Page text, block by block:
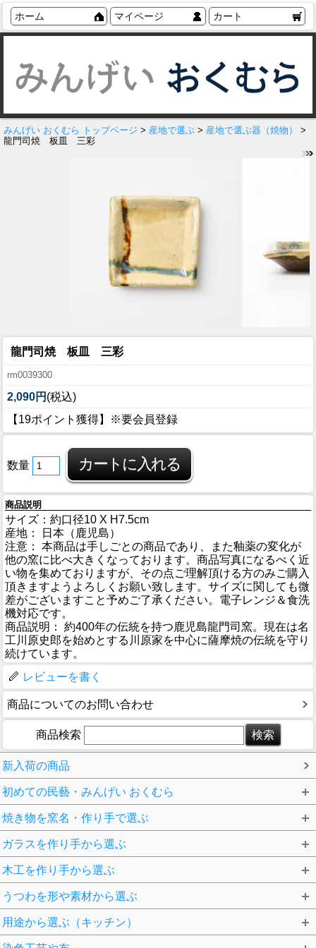
ホーム マイページ カート
みんげい おくむら トップページ > 産地で選ぶ > 産地で選ぶ器（焼物）
>
龍門司焼 板皿 三彩
龍門司焼 板皿 三彩
rm0039300
2,090円 (税込)
【19ポイント獲得】※要会員登録
数量
商品説明
サイズ：約口径10 X H7.5cm
産地： 日本（鹿児島）
注意： 本商品は手しごとの商品であり、また釉薬の変化が
他の窯に比べ大きくなっております。商品写真になるべく近
い物を集めておりますが、その点ご理解頂ける方のみご購入
頂きますようよろしくお願い致します。サイズに関しても微
差がございますこと予めご了承ください。電子レンジ＆食洗
機対応です。
商品説明： 約400年の伝統を持つ鹿児島龍門司窯。現在は名
工川原史郎を始めとする川原家を中心に薩摩焼の伝統を守り
続けています。
レビューを書く
商品についてのお問い合わせ
商品検索
新入荷の商品
初めての民藝・みんげい おくむら
焼き物を窯名・作り手で選ぶ
ガラスを作り手から選ぶ
木工を作り手から選ぶ
うつわを形や素材から選ぶ
用途から選ぶ（キッチン）